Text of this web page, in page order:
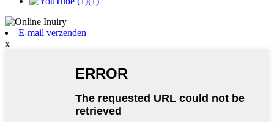
E-mail verzenden
x